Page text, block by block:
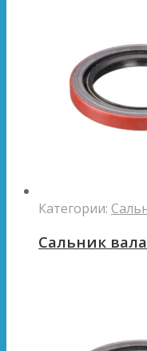
Категории:
Сальник